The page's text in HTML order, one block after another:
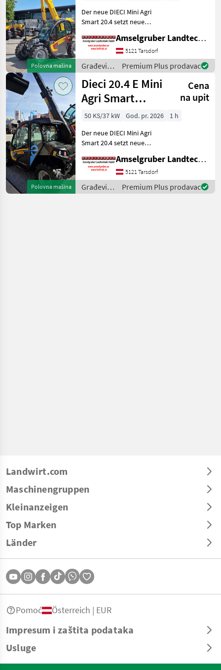
Polovna mašina
Der neue DIECI Mini Agri
Smart 20.4 setzt neue
Teleskopladermarkt. Stufe
5 Motor - -Größte Kabine
(Baugleich vom Modell 26.6
Mini Agri) -50
Amselgruber Landtechnik GmbH
5121 Tarsdorf
Građevinski
strojevi /
Dieci
Premium Plus prodavac
Polovna mašina
Dieci 20.4 E Mini
Agri Smart
ELEKTRO
Teleskoplader
TOP
Cena
na upit
50 KS/37 kW God. pr. 2026
1 h
Der neue DIECI Mini Agri
Smart 20.4 setzt neue
Teleskopladermarkt. 100 %
Elektro! -Größte Kabine
(Baugleich vom Modell 26.6
Mini Agri) -Echt
Amselgruber Landtechnik GmbH
5121 Tarsdorf
Građevinski
strojevi /
Premium Plus prodavac
Landwirt.com
Maschinengruppen
Kleinanzeigen
Top Marken
Länder
Impresum i zaštita podataka
Usluge
Pomoć Österreich | EUR